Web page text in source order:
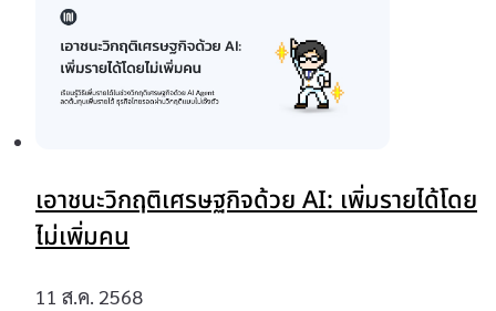
เอาชนะวิกฤติเศรษฐกิจด้วย AI: เพิ่มรายได้โดย
ไม่เพิ่มคน
11 ส.ค. 2568